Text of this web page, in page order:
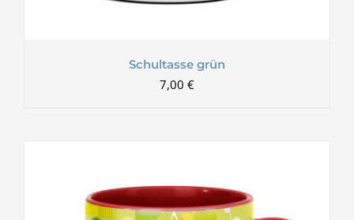
Schultasse grün
7,00 €